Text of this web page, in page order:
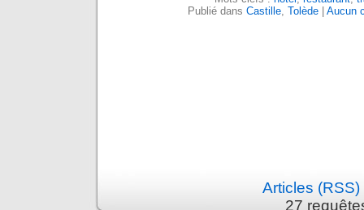
Publié dans Castille, Tolède Aucun
Articles (RSS)
27